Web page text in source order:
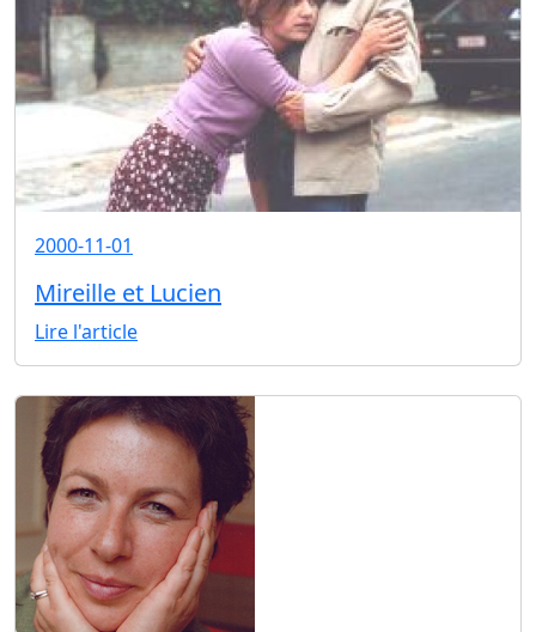
2000-11-01
Mireille et Lucien
Lire l'article